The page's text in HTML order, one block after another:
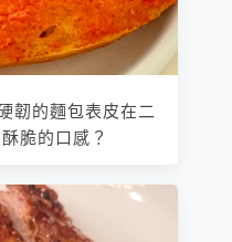
韌的麵包表皮在二
脆的口感？